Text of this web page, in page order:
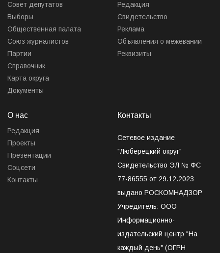
Совет депутатов
Выборы
Общественная палата
Союз журналистов
Партии
Справочник
Карта округа
Документы
Редакция
Свидетельство
Реклама
Объявления о межевании
Реквизиты
О нас
Редакция
Проекты
Презентации
Соцсети
Контакты
Контакты
Сетевое издание
"Люберецкий округ"
Свидетельство ЭЛ № ФС
77-86555 от 29.12.2023
выдано РОСКОМНАДЗОР
Учредитель: ООО
Информационно-
издательский центр "На
каждый день" (ОГРН